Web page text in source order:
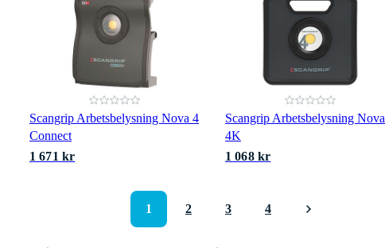
Scangrip Arbetsbelysning Nova 4
Connect
1 671 kr
Scangrip Arbetsbelysning Nova
4K
1 068 kr
1 2 3 4